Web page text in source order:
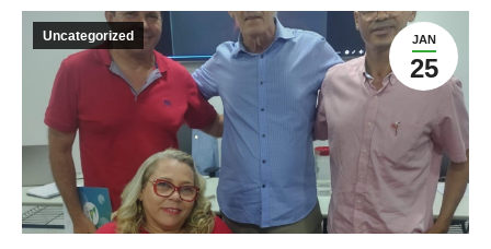
JAN
25
Uncategorized